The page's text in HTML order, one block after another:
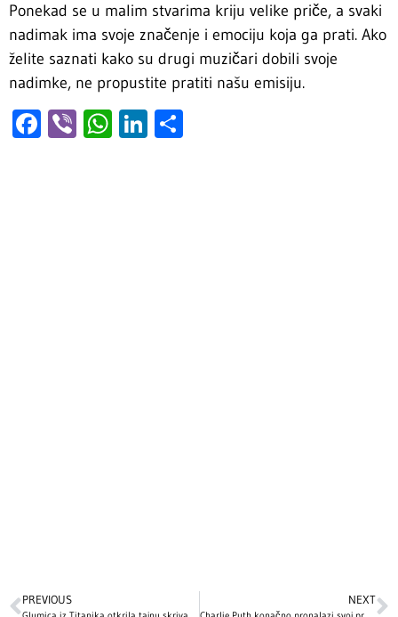
Ponekad se u malim stvarima kriju velike priče, a svaki
nadimak ima svoje značenje i emociju koja ga prati. Ako
želite saznati kako su drugi muzičari dobili svoje
nadimke, ne propustite pratiti našu emisiju.
Facebook
ViberWhatsApp
LinkedIn
PREVIOUS NEXT